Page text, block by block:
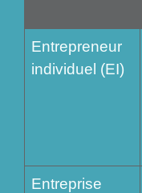
Entrepreneur
individuel (EI)
Entreprise